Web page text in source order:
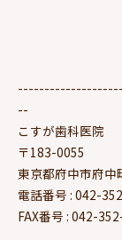
--
こすが歯科医院
〒183-0055
東京都府中市府
電話番号 : 042-
FAX番号 : 042-